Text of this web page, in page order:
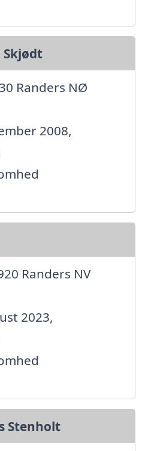
Randers NØ
2008,
Randers NV
2023,
Stenholt